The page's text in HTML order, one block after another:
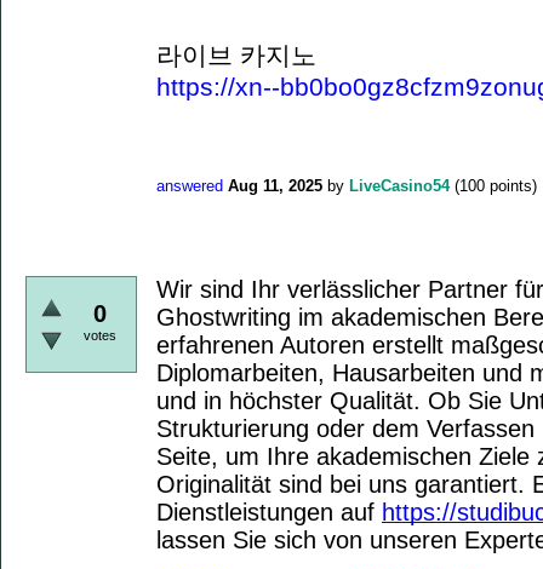
라이브 카지노
https://xn--
answered Aug 11, 2025 by LiveCasino54 (100 points)
0
votes
Wir sind Ihr verlässlicher Partner
Ghostwriting im akademischen
erfahrenen Autoren erstellt
Diplomarbeiten, Hausarbeiten und
und in höchster Qualität. Ob Sie
Strukturierung oder dem
Seite, um Ihre akademischen Ziele
Originalität sind bei uns garantiert.
Dienstleistungen auf https://
lassen Sie sich von unseren